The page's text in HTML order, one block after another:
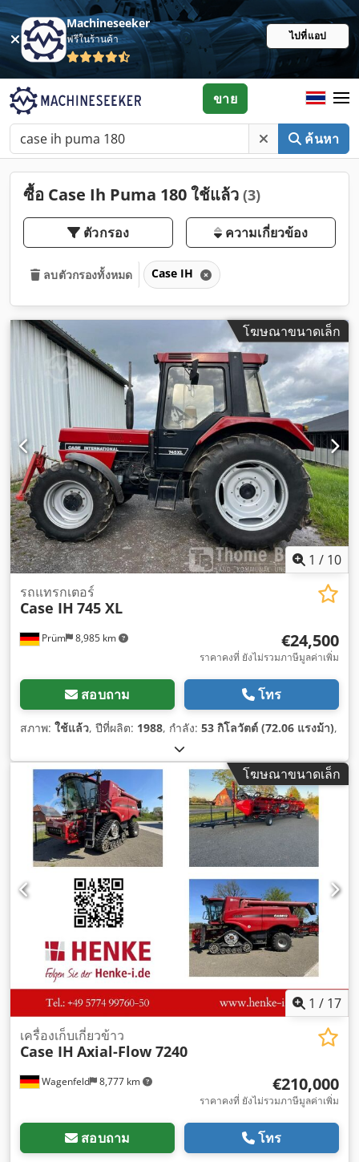
Machineseeker
ฟรีในร้านค้า ไปที่แอป
ค้นหา
ขาย
ซื้อ Case Ih Puma 180 ใช้แล้ว (3)
ตัวกรอง ความเกี่ยวข้อง
ลบตัวกรองทั้งหมด Case IH
โฆษณาขนาดเล็ก
1 / 10
Prüm 8,985 km
รถแทรกเตอร์
Case IH 745 XL
€24,500
ราคาคงที่ ยังไม่รวมภาษีมูลค่าเพิ่ม
สอบถาม โทร
สภาพ: ใช้แล้ว, ปีที่ผลิต: 1988, กำลัง: 53 กิโลวัตต์ (72.06 แรงม้า),
โฆษณาขนาดเล็ก
1 / 17
Wagenfeld 8,777 km
เครื่องเก็บเกี่ยวข้าว
Case IH Axial-Flow 7240
€210,000
ราคาคงที่ ยังไม่รวมภาษีมูลค่าเพิ่ม
สอบถาม โทร